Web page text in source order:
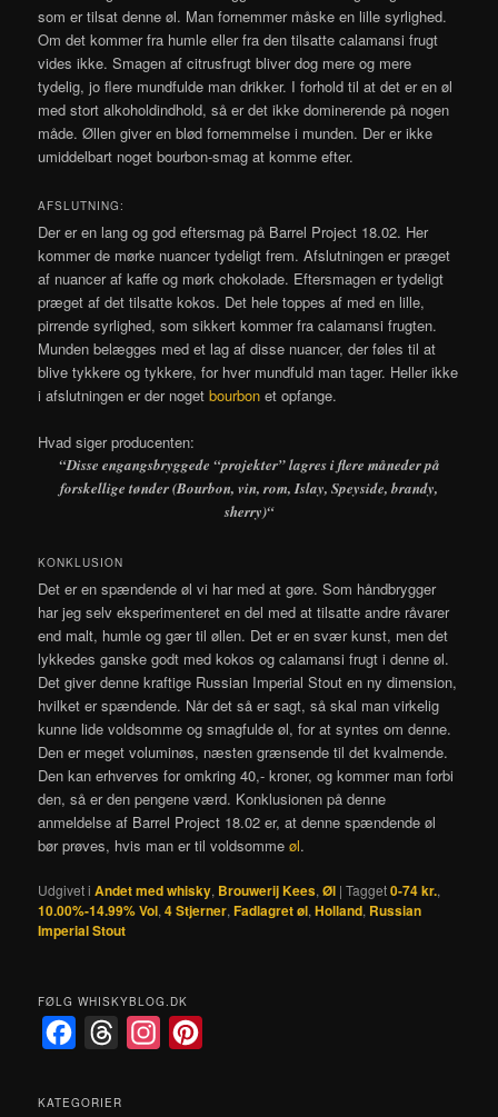
som er tilsat denne øl. Man fornemmer måske en lille syrlighed.
Om det kommer fra humle eller fra den tilsatte calamansi frugt
vides ikke. Smagen af citrusfrugt bliver dog mere og mere
tydelig, jo flere mundfulde man drikker. I forhold til at det er en øl
med stort alkoholdindhold, så er det ikke dominerende på nogen
måde. Øllen giver en blød fornemmelse i munden. Der er ikke
umiddelbart noget bourbon-smag at komme efter.
AFSLUTNING:
Der er en lang og god eftersmag på Barrel Project 18.02. Her
kommer de mørke nuancer tydeligt frem. Afslutningen er præget
af nuancer af kaffe og mørk chokolade. Eftersmagen er tydeligt
præget af det tilsatte kokos. Det hele toppes af med en lille,
pirrende syrlighed, som sikkert kommer fra calamansi frugten.
Munden belægges med et lag af disse nuancer, der føles til at
blive tykkere og tykkere, for hver mundfuld man tager. Heller ikke
i afslutningen er der nogetbourbon et opfange.
Hvad siger producenten:
“Disse engangsbryggede “projekter” lagres i flere måneder på
forskellige tønder (Bourbon, vin, rom, Islay, Speyside, brandy,
sherry)“
KONKLUSION
Det er en spændende øl vi har med at gøre. Som håndbrygger
har jeg selv eksperimenteret en del med at tilsatte andre råvarer
end malt, humle og gær til øllen. Det er en svær kunst, men det
lykkedes ganske godt med kokos og calamansi frugt i denne øl.
Det giver denne kraftige Russian Imperial Stout en ny dimension,
hvilket er spændende. Når det så er sagt, så skal man virkelig
kunne lide voldsomme og smagfulde øl, for at syntes om denne.
Den er meget voluminøs, næsten grænsende til det kvalmende.
Den kan erhverves for omkring 40,- kroner, og kommer man forbi
den, så er den pengene værd. Konklusionen på denne
anmeldelse af Barrel Project 18.02 er, at denne spændende øl
bør prøves, hvis man er til voldsommeøl.
Udgivet i Andet med whisky, Brouwerij Kees,Øl |Tagget0-74 kr.,
10.00%-14.99% Vol,4 Stjerner,Fadlagret øl,Holland, Russian
Imperial Stout
FØLG WHISKYBLOG.DK
c
r
KATEGORIER